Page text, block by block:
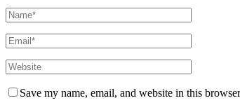
Save my name, email, and website in this